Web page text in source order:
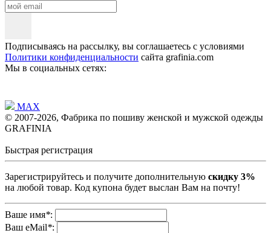
Подписываясь на рассылку, вы соглашаетесь с условиями
Политики конфиденциальности сайта grafinia.com
Мы в социальных сетях:
MAX
© 2007-2026, Фабрика по пошиву женской и мужской одежды
GRAFINIA
Быстрая регистрация
Зарегистрируйтесь и получите дополнительную скидку 3%
на любой товар. Код купона будет выслан Вам на почту!
Ваше имя*:
Ваш eMail*: